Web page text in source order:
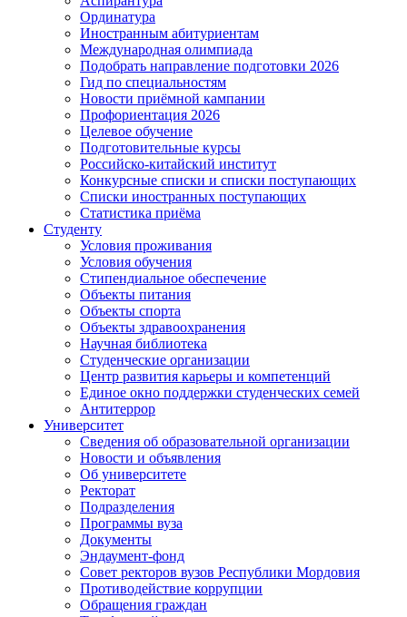
Ординатура
Иностранным абитуриентам
Международная олимпиада
Подобрать направление подготовки 2026
Гид по специальностям
Новости приёмной кампании
Профориентация 2026
Целевое обучение
Подготовительные курсы
Российско-китайский институт
Конкурсные списки и списки поступающих
Списки иностранных поступающих
Статистика приёма
Студенту
Условия проживания
Условия обучения
Стипендиальное обеспечение
Объекты питания
Объекты спорта
Объекты здравоохранения
Научная библиотека
Студенческие организации
Центр развития карьеры и компетенций
Единое окно поддержки студенческих семей
Антитеррор
Университет
Сведения об образовательной организации
Новости и объявления
Об университете
Ректорат
Подразделения
Программы вуза
Документы
Эндаумент-фонд
Совет ректоров вузов Республики Мордовия
Противодействие коррупции
Обращения граждан